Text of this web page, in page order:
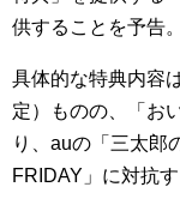
供することを予告。
具体的な特典内容
定）ものの、「お
り、auの「三太郎
FRIDAY」に対抗